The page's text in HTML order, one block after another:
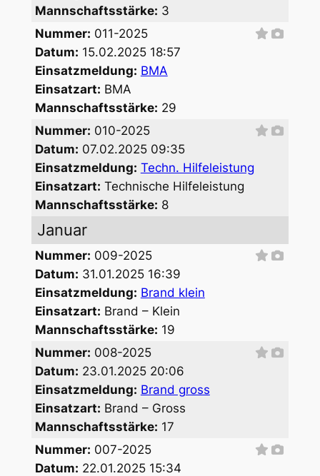
Mannschaftsstärke: 3
Nummer: 011-2025
Datum: 15.02.2025 18:57
Einsatzmeldung: BMA
Einsatzart: BMA
Mannschaftsstärke: 29
Nummer: 010-2025
Datum: 07.02.2025 09:35
Einsatzmeldung: Techn. Hilfeleistung
Einsatzart: Technische Hilfeleistung
Mannschaftsstärke: 8
Januar
Nummer: 009-2025
Datum: 31.01.2025 16:39
Einsatzmeldung: Brand klein
Einsatzart: Brand – Klein
Mannschaftsstärke: 19
Nummer: 008-2025
Datum: 23.01.2025 20:06
Einsatzmeldung: Brand gross
Einsatzart: Brand – Gross
Mannschaftsstärke: 17
Nummer: 007-2025
Datum: 22.01.2025 15:34